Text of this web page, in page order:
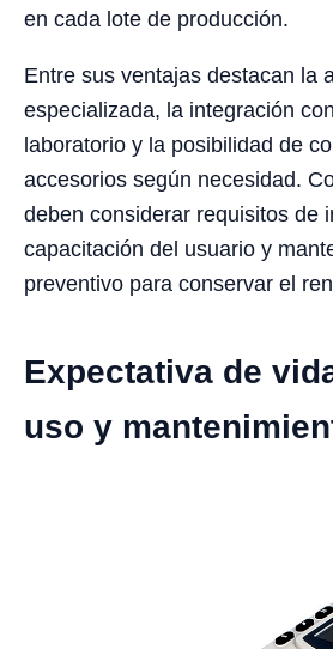
en cada lote de producción.
Entre sus ventajas destacan la
especializada, la integración
laboratorio y la posibilidad de
accesorios según necesidad.
deben considerar requisitos de
capacitación del usuario y
preventivo para conservar el
Expectativa de
uso y